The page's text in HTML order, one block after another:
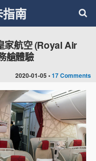
南
2020-01-05 •17 Comments
家航空 (Royal Air
艙體驗